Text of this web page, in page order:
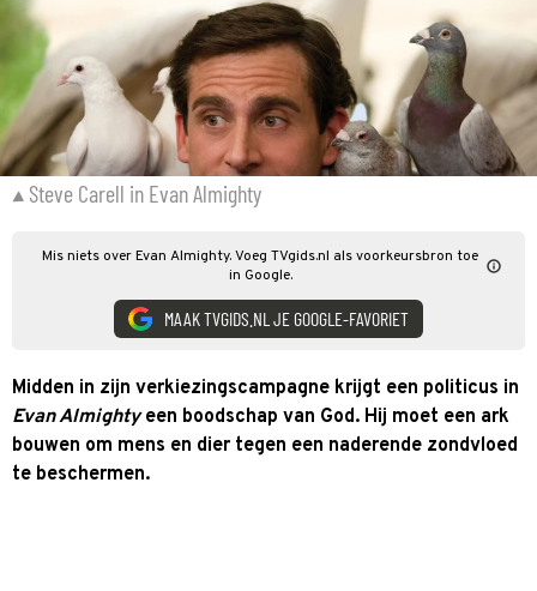
Steve Carell in Evan Almighty
Mis niets over Evan Almighty. Voeg TVgids.nl als voorkeursbron toe
in Google.
MAAK TVGIDS.NL JE GOOGLE-FAVORIET
Midden in zijn verkiezingscampagne krijgt een politicus in
Evan Almightyeen boodschap van God. Hij moet een ark
bouwen om mens en dier tegen een naderende zondvloed
te beschermen.